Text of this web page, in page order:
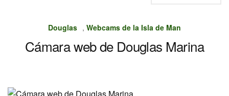
Douglas , Webcams de la Isla de Man
Cámara web de Douglas Marina